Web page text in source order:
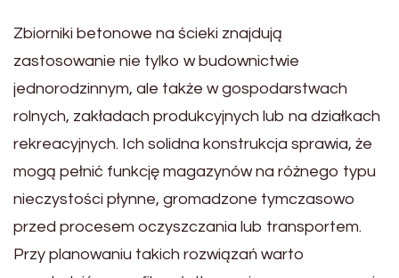
Zbiorniki betonowe na ścieki znajdują
zastosowanie nie tylko w budownictwie
jednorodzinnym, ale także w gospodarstwach
rolnych, zakładach produkcyjnych lub na działkach
rekreacyjnych. Ich solidna konstrukcja sprawia, że
mogą pełnić funkcję magazynów na różnego typu
nieczystości płynne, gromadzone tymczasowo
przed procesem oczyszczania lub transportem.
Przy planowaniu takich rozwiązań warto